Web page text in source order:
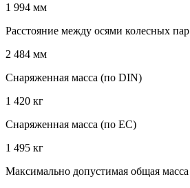
1 994 мм
Расстояние между осями колесных пар
2 484 мм
Снаряженная масса (по DIN)
1 420 кг
Снаряженная масса (по EC)
1 495 кг
Максимально допустимая общая масса